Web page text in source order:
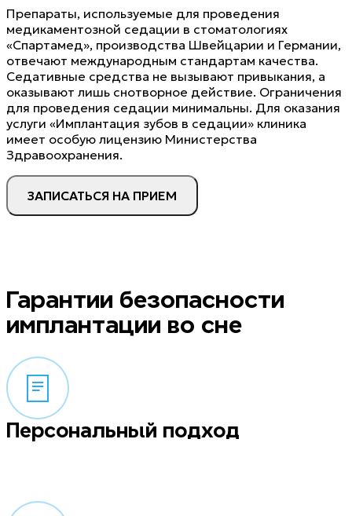
Препараты, используемые для проведения
медикаментозной седации в стоматологиях
«Спартамед», производства Швейцарии и Германии,
отвечают международным стандартам качества.
Седативные средства не вызывают привыкания, а
оказывают лишь снотворное действие. Ограничения
для проведения седации минимальны. Для оказания
услуги «Имплантация зубов в седации» клиника
имеет особую лицензию Министерства
Здравоохранения.
ЗАПИСАТЬСЯ НА ПРИЕМ
Гарантии безопасности
имплантации во сне
Персональный подход
Врач-анестезиолог выявляет показания и противопоказания